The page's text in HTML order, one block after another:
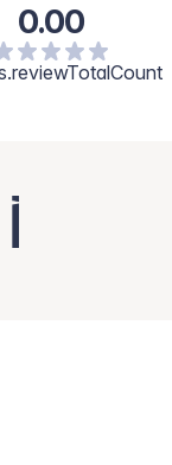
0.00